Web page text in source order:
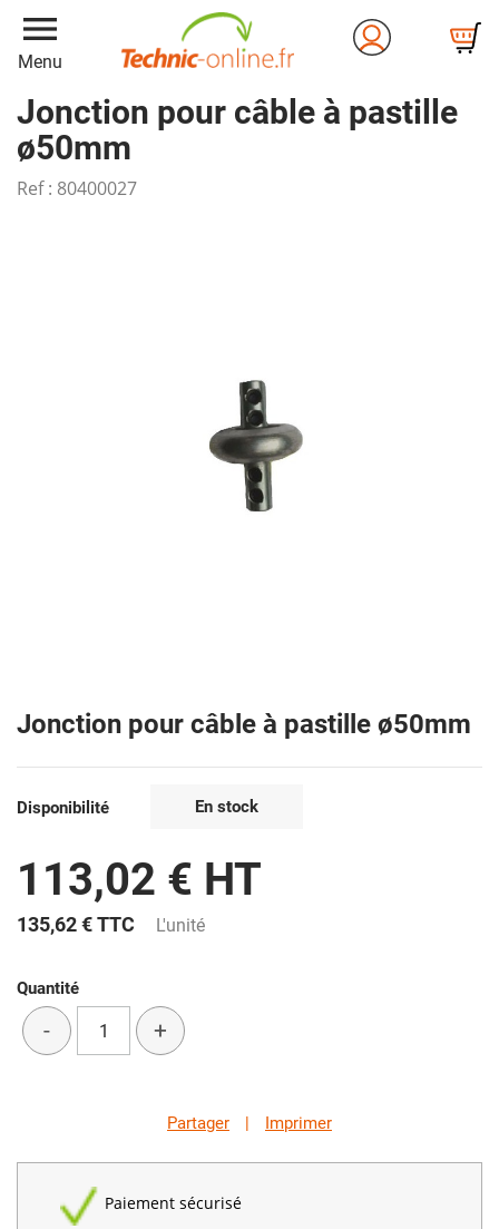
menu
Menu
Jonction pour câble à pastille
ø50mm
Ref : 80400027
Jonction pour câble à pastille ø50mm
Disponibilité En stock
113,02 € HT
135,62 €TTC L'unité
Quantité
- +
Partager | Imprimer
Paiement sécurisé